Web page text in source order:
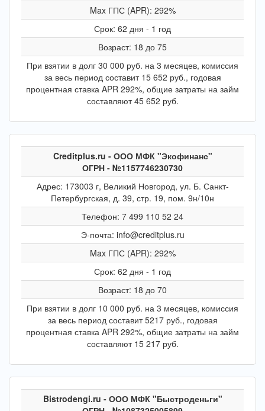
Max ГПС (APR): 292%
Срок: 62 дня - 1 год
Возраст: 18 до 75
При взятии в долг 30 000 руб. на 3 месяцев, комиссия
за весь период составит 15 652 руб., годовая
процентная ставка APR 292%, общие затраты на займ
составляют 45 652 руб.
Creditplus.ru - ООО МФК "Экофинанс"
ОГРН - №1157746230730
Адрес: 173003 г, Великий Новгород, ул. Б. Санкт-
Петербургская, д. 39, стр. 19, пом. 9н/10н
Телефон: 7 499 110 52 24
Э-почта: info@creditplus.ru
Max ГПС (APR): 292%
Срок: 62 дня - 1 год
Возраст: 18 до 70
При взятии в долг 10 000 руб. на 3 месяцев, комиссия
за весь период составит 5217 руб., годовая
процентная ставка APR 292%, общие затраты на займ
составляют 15 217 руб.
Bistrodengi.ru - ООО МФК "Быстроденьги"